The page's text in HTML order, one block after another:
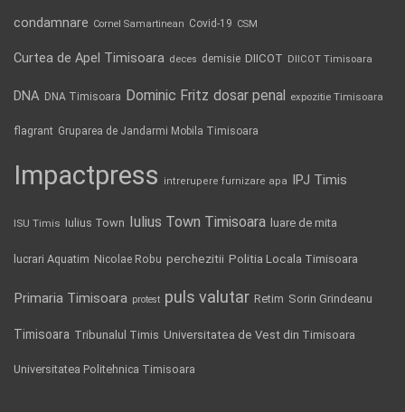
condamnare Cornel Samartinean Covid-19 CSM
Curtea de Apel Timisoara deces demisie DIICOT DIICOT Timisoara
DNA DNA Timisoara Dominic Fritz dosar penal expozitie Timisoara
flagrant Gruparea de Jandarmi Mobila Timisoara
Impactpress intrerupere furnizare apa IPJ Timis
ISU Timis Iulius Town Iulius Town Timisoara luare de mita
lucrari Aquatim Nicolae Robu perchezitii Politia Locala Timisoara
Primaria Timisoara protest puls valutar Retim Sorin Grindeanu
Timisoara Tribunalul Timis Universitatea de Vest din Timisoara
Universitatea Politehnica Timisoara